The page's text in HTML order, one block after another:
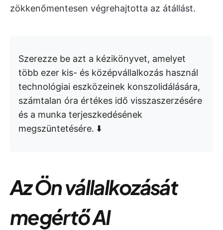
zökkenőmentesen végrehajtotta az átállást.
Szerezze be azt a kézikönyvet, amelyet
több ezer kis- és középvállalkozás használ
technológiai eszközeinek konszolidálására,
számtalan óra értékes idő visszaszerzésére
és a munka terjeszkedésének
megszüntetésére. ⬇️
Az Ön vállalkozását
megértő AI